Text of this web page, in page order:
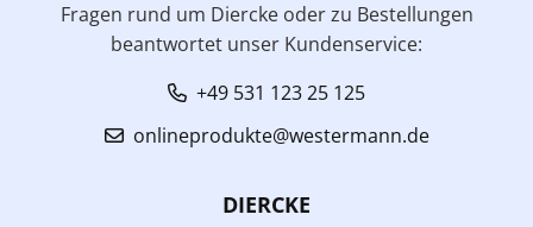
Fragen rund um Diercke oder zu Bestellungen
beantwortet unser Kundenservice:
+49 531 123 25 125
onlineprodukte@westermann.de
DIERCKE